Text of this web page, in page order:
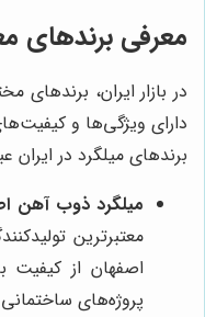
معرفی برندهای
در بازار ایران، برندهای
دارای ویژگی‌ها و
برندهای میلگرد در ایران
میلگرد ذوب آهن
معتبرترین
اصفهان از کیفیت
پروژه‌های